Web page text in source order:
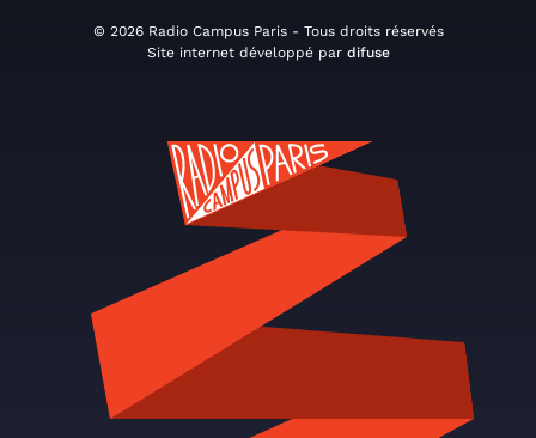
© 2026 Radio Campus Paris - Tous droits réservés
Site internet développé par difuse